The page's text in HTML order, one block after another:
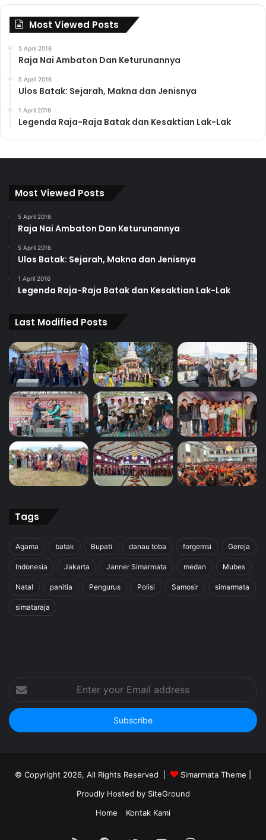
Most Viewed Posts
5 April 2016
Raja Nai Ambaton Dan Keturunannya
5 April 2016
Ulos Batak: Sejarah, Makna dan Jenisnya
1 April 2016
Legenda Raja-Raja Batak dan Kesaktian Lak-Lak
Most Viewed Posts
5 April 2016
Raja Nai Ambaton Dan Keturunannya
5 April 2016
Ulos Batak: Sejarah, Makna dan Jenisnya
1 April 2016
Legenda Raja-Raja Batak dan Kesaktian Lak-Lak
Last Modified Posts
Tags
Agama batak Bupati danau toba forgemsi Gereja
Indonesia Jakarta Janner Simarmata medan Mubes
Natal panitia Pengurus Polisi Samosir simarmata
simataraja
Enter
your
Email
address
© Copyright 2026, All Rights Reserved | Simarmata Theme
Proudly Hosted by SiteGround
Home
Kontak Kami